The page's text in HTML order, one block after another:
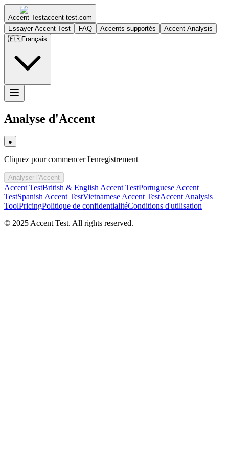
Accent Testaccent-test.com
Essayer Accent Test
FAQ Accents supportés
Accent Analysis
🇫🇷Français
Analyse d'Accent
●
Cliquez pour commencer l'enregistrement
Analyser l'Accent
Accent TestBritish & English Accent TestPortuguese Accent
TestSpanish Accent TestVietnamese Accent TestAccent Analysis
ToolPricingPolitique de confidentialitéConditions d'utilisation
© 2025 Accent Test. All rights reserved.